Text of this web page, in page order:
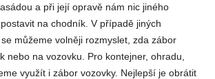
a při její opravě nám nic jiného
na chodník. V případě jiných
můžeme volněji rozmyslet, zda zábor
nebo na vozovku. Pro kontejner, ohradu,
využít i zábor vozovky. Nejlepší je obrátit